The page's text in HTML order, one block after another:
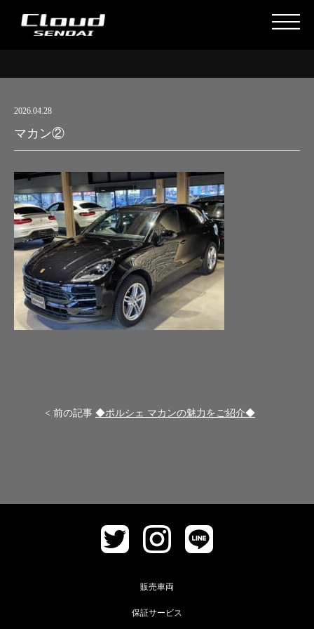
2026.04.28
マカン②
< 前の記事 ◆ポルシェ マカンの魅力をご紹介◆
販売車両
保証サービス